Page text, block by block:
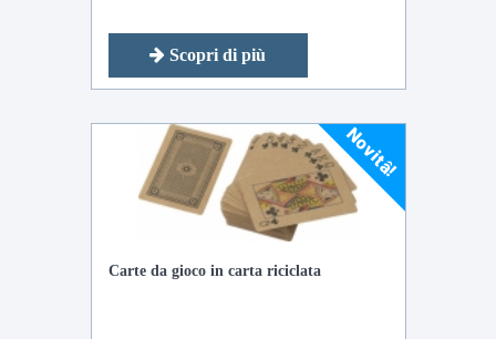
Scopri di più
Novitâ!
Carte da gioco in carta riciclata